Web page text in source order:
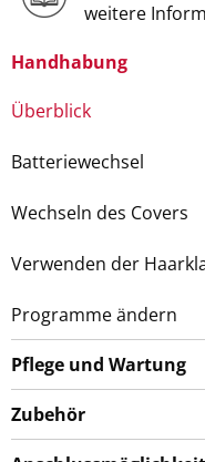
weitere
Handhabung
Überblick
Batteriewechsel
Wechseln des Covers
Verwenden der
Programme ändern
Pflege und Wartung
Zubehör